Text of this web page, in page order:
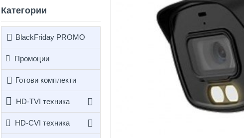
Категории
BlackFriday PROMO
Промоции
Готови комплекти
HD-TVI техника
HD-CVI техника